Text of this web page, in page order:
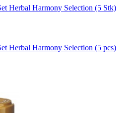
Herbal Harmony Selection (5 pcs)